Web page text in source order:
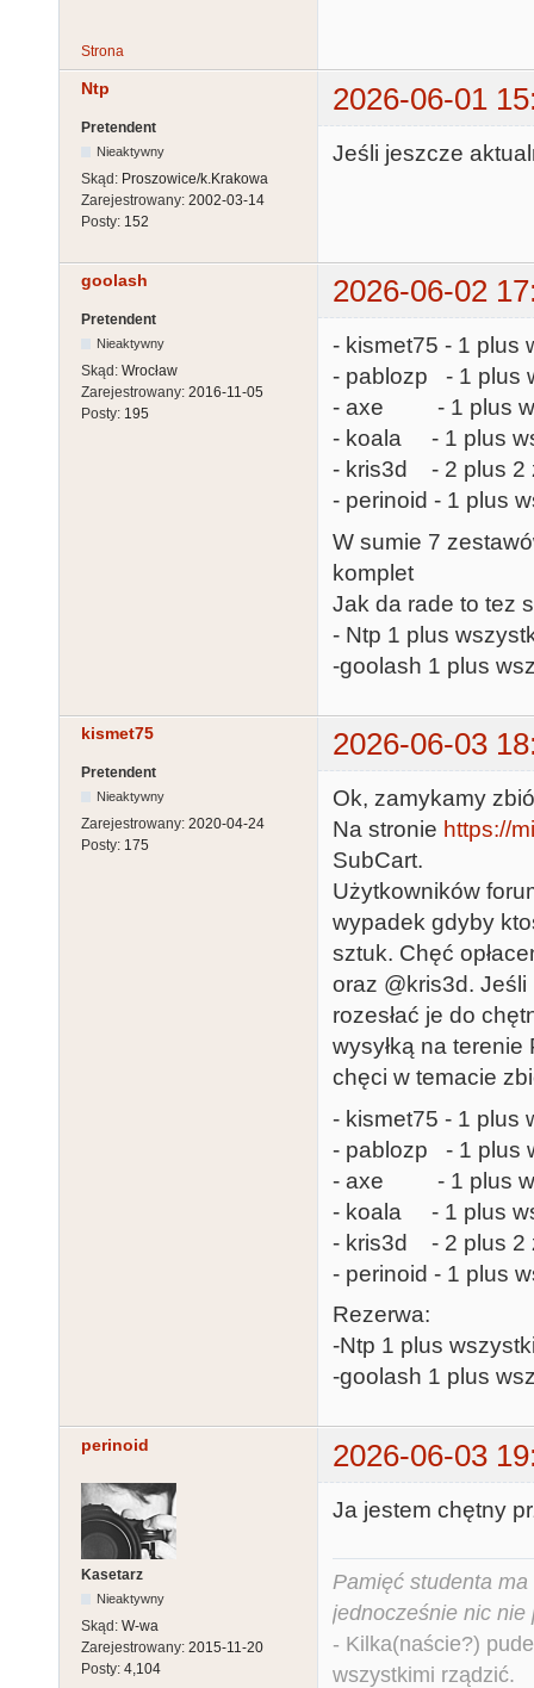
Strona
Ntp 2026-06-01
Pretendent
Nieaktywny
Skąd: Proszowice/k.Krakowa
Zarejestrowany: 2002-03-14
Posty: 152
Jeśli jeszcze
goolash 2026-06-02
Pretendent
Nieaktywny
Skąd: Wrocław
Zarejestrowany: 2016-11-05
Posty: 195
- kismet75 - 1 plus
- pablozp - 1 plus
- axe - 1 plus
- koala - 1 plus
- kris3d - 2 plus 2
- perinoid - 1 plus
W sumie 7
komplet
Jak da rade to tez
- Ntp 1 plus
-goolash 1 plus
kismet75 2026-06-03
Pretendent
Nieaktywny
Zarejestrowany: 2020-04-24
Posty: 175
Ok, zamykamy
Na stronie https://
SubCart.
Użytkowników
wypadek gdyby
sztuk. Chęć
oraz @kris3d.
rozesłać je do
wysyłką na
chęci w temacie
- kismet75 - 1 plus
- pablozp - 1 plus
- axe - 1 plus
- koala - 1 plus
- kris3d - 2 plus 2
- perinoid - 1 plus
Rezerwa:
-Ntp 1 plus
-goolash 1 plus
perinoid 2026-06-03
Kasetarz
Nieaktywny
Skąd: W-wa
Zarejestrowany: 2015-11-20
Posty: 4,104
Ja jestem chętny
Pamięć studenta
jednocześnie nic nie
- Kilka(naście?)
wszystkimi rządzić.